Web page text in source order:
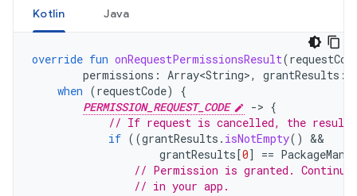
Kotlin Java
override fun onRequestPermissionsResult(
permissions : Array<String>, grantResults :
when (requestCode)
{
PERMISSION_REQUEST_CODE
-> {
// If request is cancelled, the result
if ((grantResults . isNotEmpty()
grantResults [0] ==
// Permission is granted.
// in your app.